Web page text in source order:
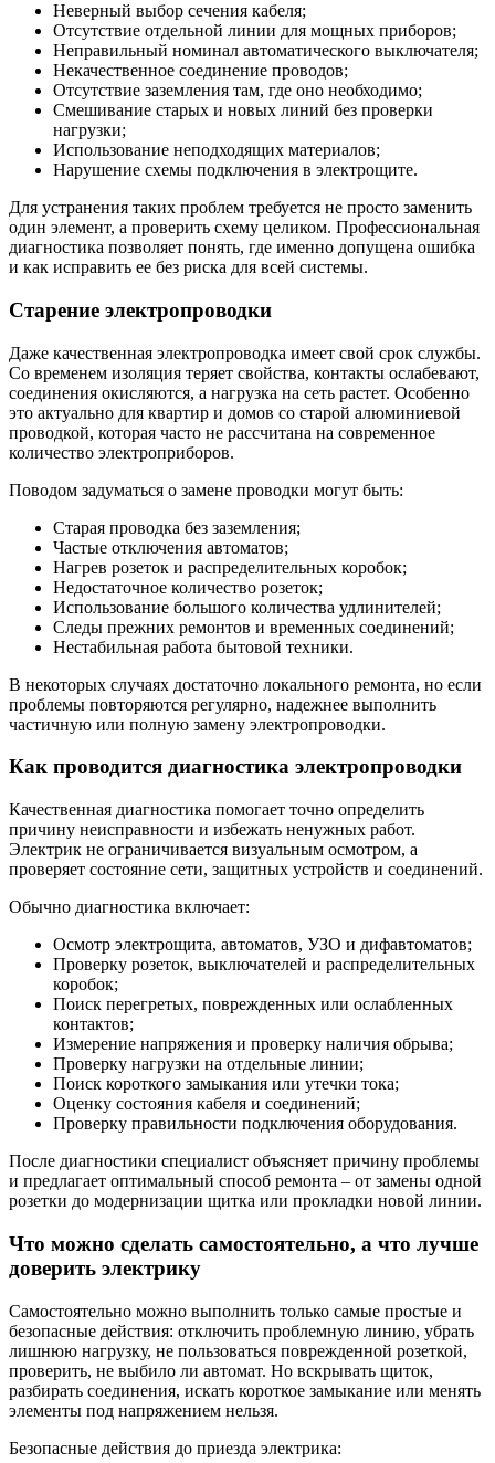
Неверный выбор сечения кабеля;
Отсутствие отдельной линии для мощных приборов;
Неправильный номинал автоматического выключателя;
Некачественное соединение проводов;
Отсутствие заземления там, где оно необходимо;
Смешивание старых и новых линий без проверки
нагрузки;
Использование неподходящих материалов;
Нарушение схемы подключения в электрощите.
Для устранения таких проблем требуется не просто заменить
один элемент, а проверить схему целиком. Профессиональная
диагностика позволяет понять, где именно допущена ошибка
и как исправить ее без риска для всей системы.
Старение электропроводки
Даже качественная электропроводка имеет свой срок службы.
Со временем изоляция теряет свойства, контакты ослабевают,
соединения окисляются, а нагрузка на сеть растет. Особенно
это актуально для квартир и домов со старой алюминиевой
проводкой, которая часто не рассчитана на современное
количество электроприборов.
Поводом задуматься о замене проводки могут быть:
Старая проводка без заземления;
Частые отключения автоматов;
Нагрев розеток и распределительных коробок;
Недостаточное количество розеток;
Использование большого количества удлинителей;
Следы прежних ремонтов и временных соединений;
Нестабильная работа бытовой техники.
В некоторых случаях достаточно локального ремонта, но если
проблемы повторяются регулярно, надежнее выполнить
частичную или полную замену электропроводки.
Как проводится диагностика электропроводки
Качественная диагностика помогает точно определить
причину неисправности и избежать ненужных работ.
Электрик не ограничивается визуальным осмотром, а
проверяет состояние сети, защитных устройств и соединений.
Обычно диагностика включает:
Осмотр электрощита, автоматов, УЗО и дифавтоматов;
Проверку розеток, выключателей и распределительных
коробок;
Поиск перегретых, поврежденных или ослабленных
контактов;
Измерение напряжения и проверку наличия обрыва;
Проверку нагрузки на отдельные линии;
Поиск короткого замыкания или утечки тока;
Оценку состояния кабеля и соединений;
Проверку правильности подключения оборудования.
После диагностики специалист объясняет причину проблемы
и предлагает оптимальный способ ремонта – от замены одной
розетки до модернизации щитка или прокладки новой линии.
Что можно сделать самостоятельно, а что лучше
доверить электрику
Самостоятельно можно выполнить только самые простые и
безопасные действия: отключить проблемную линию, убрать
лишнюю нагрузку, не пользоваться поврежденной розеткой,
проверить, не выбило ли автомат. Но вскрывать щиток,
разбирать соединения, искать короткое замыкание или менять
элементы под напряжением нельзя.
Безопасные действия до приезда электрика: